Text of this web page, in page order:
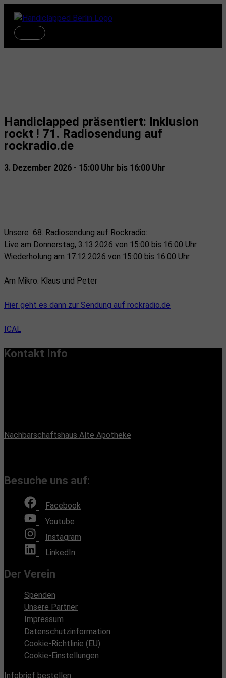
Inhalt
springen
Hauptmenü
Handiclapped präsentiert: Inklusion
rockt ! 71. Radiosendung auf
rockradio.de
3. Dezember 2026 - 15:00 Uhr bis 16:00 Uhr
Unsere 68. Radiosendung auf Rockradio:
Live am Donnerstag, 3.13.2026 von 15:00 bis 16:00 Uhr
Wiederholung am 17.12.2026 von 15:00 bis 16:00 Uhr
Am Mikro: Klaus und Peter
Hier geht es dann zur Sendung auf rockradio.de
ICAL
Kontakt Info
Nachbarschaftshaus Alte Apotheke
Besuche uns auf:
Facebook
Youtube
Instagram
LinkedIn
Der Verein
Spenden
Unsere Partner
Impressum
Datenschutzinformation
Cookie-Richtlinie (EU)
Cookie-Einstellungen
Infobrief bestellen